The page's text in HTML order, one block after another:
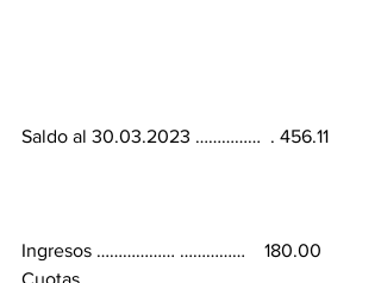
Saldo al 30.03.2023 ……………  . 456.11
Ingresos ……………… ……………    180.00
Cuotas